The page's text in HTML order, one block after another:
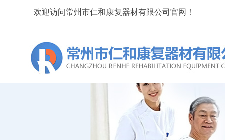
欢迎访问常州市仁和康复器材有限公司官网！